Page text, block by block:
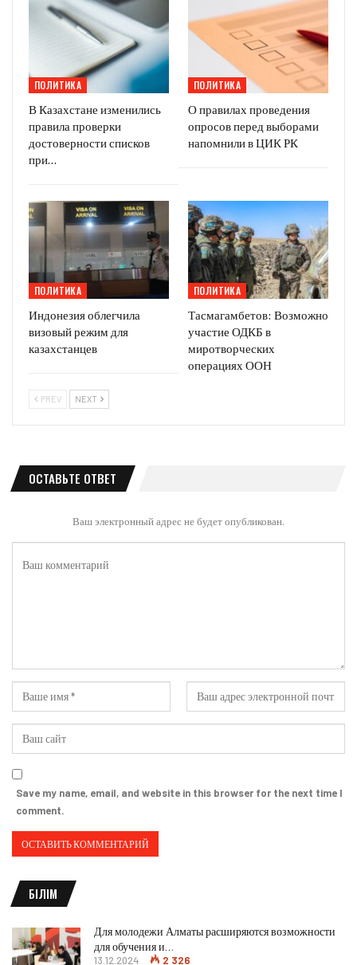
ПОЛИТИКА
В Казахстане изменились
правила проверки
достоверности списков
при…
ПОЛИТИКА
О правилах проведения
опросов перед выборами
напомнили в ЦИК РК
ПОЛИТИКА
Индонезия облегчила
визовый режим для
казахстанцев
ПОЛИТИКА
Тасмагамбетов: Возможно
участие ОДКБ в
миротворческих
операциях ООН
PREV NEXT
ОСТАВЬТЕ ОТВЕТ
Ваш электронный адрес не будет опубликован.
Save my name, email, and website in this browser for the next time I
comment.
БІЛІМ
Для молодежи Алматы расширяются возможности
для обучения и…
13.12.2024 2 326